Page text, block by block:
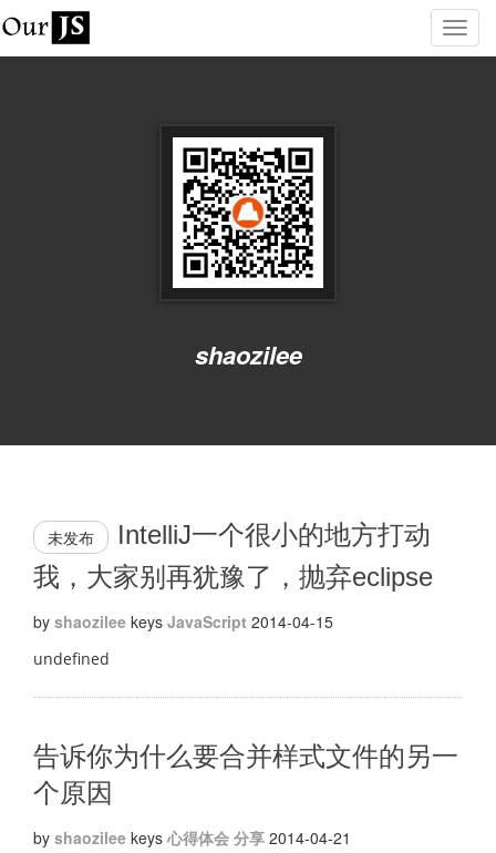
shaozilee
未发布
IntelliJ一个很小的地方打动
我，大家别再犹豫了，抛弃eclipse
by shaozilee keys JavaScript 2014-04-15
undefined
告诉你为什么要合并样式文件的另一
个原因
by shaozilee keys 心得体会 分享 2014-04-21